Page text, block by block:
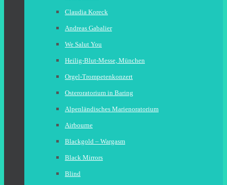
Claudia Koreck
Andreas Gabalier
We Salut You
Heilig-Blut-Messe, München
Orgel-Trompetenkonzert
Osteroratorium in Baring
Alpenländisches Marienoratorium
Airbourne
Blackgold – Wargasm
Black Mirrors
Blind